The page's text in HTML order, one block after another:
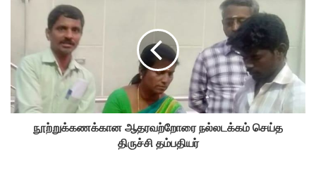
நூற்றுக்கணக்கான ஆதரவற்றோரை நல்லடக்கம் செய்த
திருச்சி தம்பதியர்